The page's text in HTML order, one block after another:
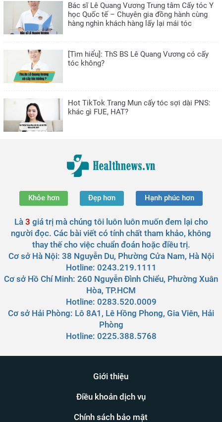
Bác sĩ Lê Quang Vương Trung tâm Cấy tóc Y
học Quốc tế – Chuyên gia đồng hành cùng
hàng nghìn khách hàng lấy lại mái tóc
[Tìm hiểu]: ThS BS Lê Quang Vương có cấy
tóc không?
Hot TikTok Trang Mun cấy tóc sợi dài PNS:
khác gì FUE, HAT?
Khỏe hơn Đẹp hơn Hạnh phúc hơn
Là 3 giá trị mà chúng tôi luôn luôn muốn đem lại cho
người đọc. Các bài viết có tính chất tham khảo, không
thay thế cho việc chuẩn đoán hoặc điều trị.
Cơ sở Hà Nội: 38 Nguyễn Du, Phường Cửa Nam, Hà Nội
Hotline: 0243.219.1111
Cơ sở Hồ Chí Minh: 260 Nguyễn Đình Chiểu, Phường Xuân
Hòa, TP.HCM
Hotline: 0283.520.0009
Cơ sở Hải Phòng: Lô 8A1, Lê Hồng Phong, Gia Viên, Hải
Phòng
Hotline: 0225.388.5768
Giới thiệu
Điều khoản dịch vụ
Chính sách bảo mật